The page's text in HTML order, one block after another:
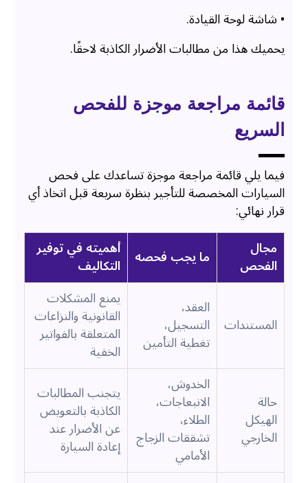
• شاشة لوحة القيادة.
يحميك هذا من مطالبات الأضرار الكاذبة لاحقًا.
قائمة مراجعة موجزة للفحص
السريع
فيما يلي قائمة مراجعة موجزة تساعدك على فحص
السيارات المخصصة للتأجير بنظرة سريعة قبل اتخاذ أي
قرار نهائي:
مجال
الفحص ما يجب فحصه أهميته في توفير
التكاليف
المستندات
العقد،
التسجيل،
تغطية التأمين
يمنع المشكلات
القانونية والنزاعات
المتعلقة بالفواتير
الخفية
حالة
الهيكل
الخارجي
الخدوش،
الانبعاجات،
الطلاء،
تشققات الزجاج
الأمامي
يتجنب المطالبات
الكاذبة بالتعويض
عن الأضرار عند
إعادة السيارة